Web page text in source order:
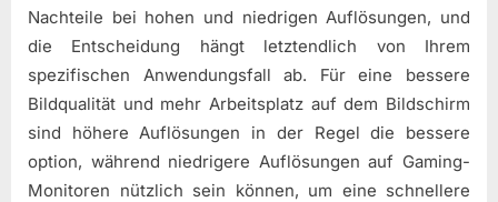
Nachteile bei hohen und niedrigen Auflösungen, und
die Entscheidung hängt letztendlich von Ihrem
spezifischen Anwendungsfall ab. Für eine bessere
Bildqualität und mehr Arbeitsplatz auf dem Bildschirm
sind höhere Auflösungen in der Regel die bessere
option, während niedrigere Auflösungen auf Gaming-
Monitoren nützlich sein können, um eine schnellere